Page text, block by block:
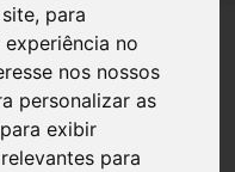
, para
no
nos nossos
personalizar as
para exibir
para
válido